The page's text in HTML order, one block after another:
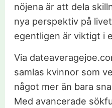
nöjena är att dela
nya perspektiv på
egentligen är viktigt i
Via
samlas kvinnor som
något mer än bara
Med avancerade